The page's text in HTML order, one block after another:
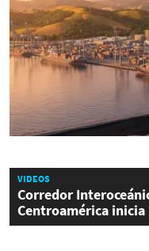
VIDEOS
Corredor
Centroamérica inicia